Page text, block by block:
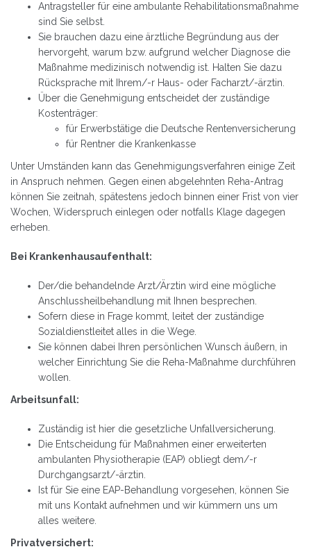
Antragsteller für eine ambulante Rehabilitationsmaßnahme
sind Sie selbst.
Sie brauchen dazu eine ärztliche Begründung aus der
hervorgeht, warum bzw. aufgrund welcher Diagnose die
Maßnahme medizinisch notwendig ist. Halten Sie dazu
Rücksprache mit Ihrem/-r Haus- oder Facharzt/-ärztin.
Über die Genehmigung entscheidet der zuständige
Kostenträger:
für Erwerbstätige die Deutsche Rentenversicherung
für Rentner die Krankenkasse
Unter Umständen kann das Genehmigungsverfahren einige Zeit
in Anspruch nehmen. Gegen einen abgelehnten Reha-Antrag
können Sie zeitnah, spätestens jedoch binnen einer Frist von vier
Wochen, Widerspruch einlegen oder notfalls Klage dagegen
erheben.
Bei Krankenhausaufenthalt:
Der/die behandelnde Arzt/Ärztin wird eine mögliche
Anschlussheilbehandlung mit Ihnen besprechen.
Sofern diese in Frage kommt, leitet der zuständige
Sozialdienstleitet alles in die Wege.
Sie können dabei Ihren persönlichen Wunsch äußern, in
welcher Einrichtung Sie die Reha-Maßnahme durchführen
wollen.
Arbeitsunfall:
Zuständig ist hier die gesetzliche Unfallversicherung.
Die Entscheidung für Maßnahmen einer erweiterten
ambulanten Physiotherapie (EAP) obliegt dem/-r
Durchgangsarzt/-ärztin.
Ist für Sie eine EAP-Behandlung vorgesehen, können Sie
mit uns Kontakt aufnehmen und wir kümmern uns um
alles weitere.
Privatversichert: